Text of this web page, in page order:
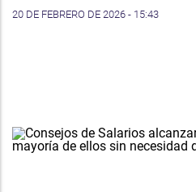
20 DE FEBRERO DE 2026 - 15:43